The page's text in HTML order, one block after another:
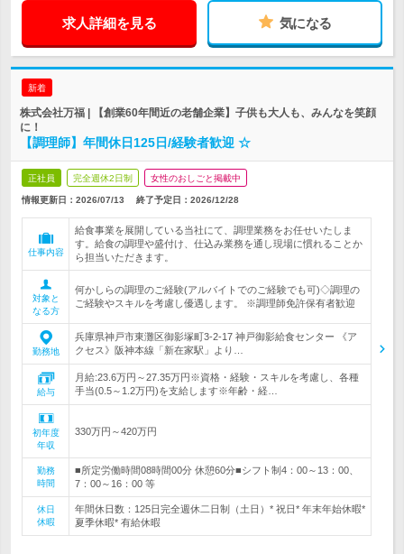
求人詳細を見る 気になる
新着
株式会社万福 | 【創業60年間近の老舗企業】子供も大人も、みんなを笑顔
に！
【調理師】年間休日125日/経験者歓迎 ☆
正社員 完全週休2日制 女性のおしごと掲載中
情報更新日：2026/07/13 終了予定日： 2026/12/28
仕事内容
給食事業を展開している当社にて、調理業務をお任せいたしま
す。給食の調理や盛付け、仕込み業務を通し現場に慣れることか
ら担当いただきます。
対象と
なる方
何かしらの調理のご経験(アルバイトでのご経験でも可)◇調理の
ご経験やスキルを考慮し優遇します。 ※調理師免許保有者歓迎
勤務地
兵庫県神戸市東灘区御影塚町3-2-17 神戸御影給食センター 《ア
クセス》阪神本線「新在家駅」より…
給与
月給:23.6万円～27.35万円※資格・経験・スキルを考慮し、各種
手当(0.5～1.2万円)を支給します※年齢・経…
初年度
年収
330万円～420万円
勤務
時間
■所定労働時間08時間00分 休憩60分■シフト制4：00～13：00、
7：00～16：00 等
休日
休暇
年間休日数：125日完全週休二日制（土日）* 祝日* 年末年始休暇*
夏季休暇* 有給休暇